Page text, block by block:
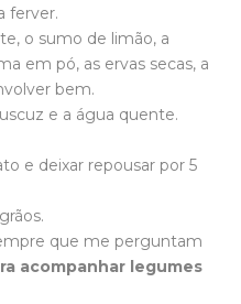
ferver.
o sumo de limão, a
em pó, as ervas secas, a
bem.
e a água quente.
e deixar repousar por 5
que me perguntam
acompanhar legumes